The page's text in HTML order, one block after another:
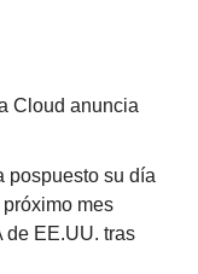
Cloud anuncia
pospuesto su día
mes
de EE.UU. tras